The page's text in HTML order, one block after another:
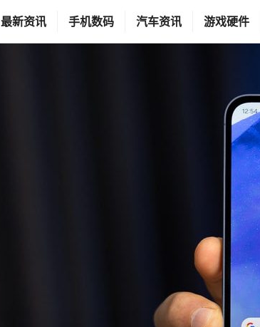
最新资讯 手机数码 汽车资讯 游戏硬件